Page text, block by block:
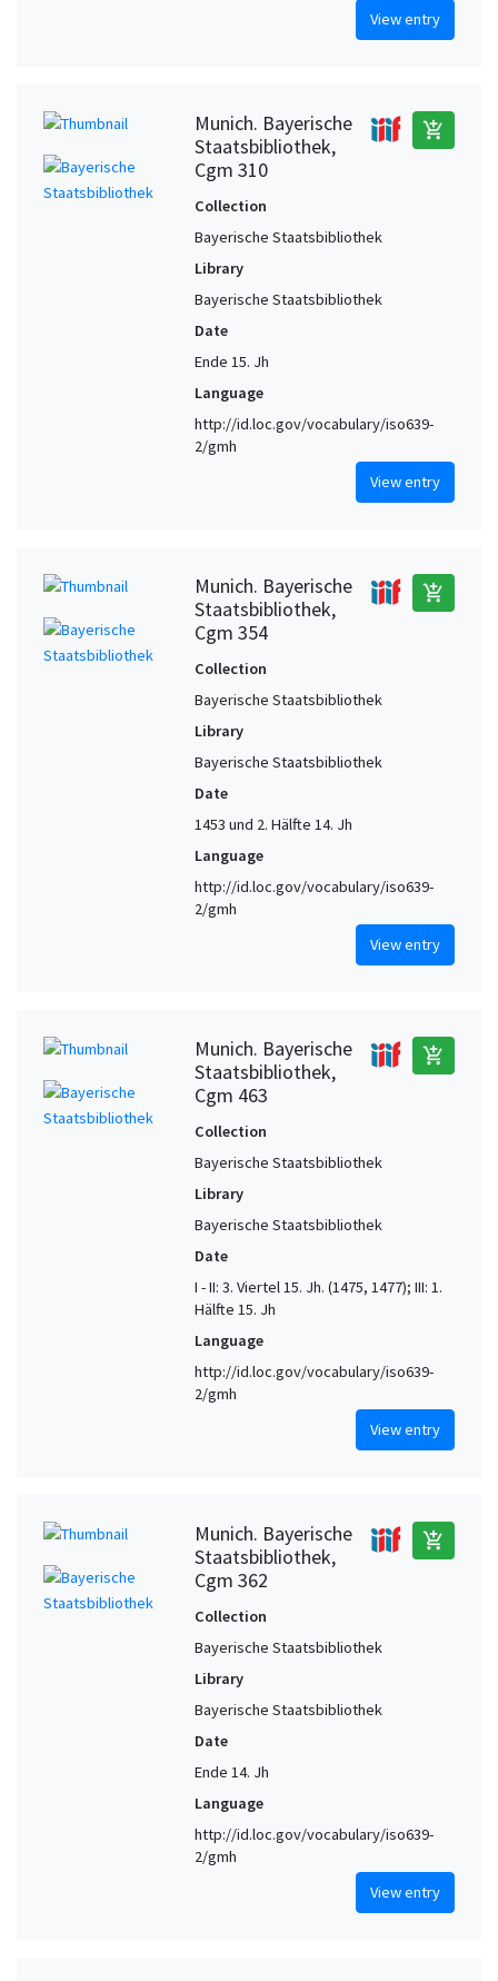
View entry
Munich. Bayerische
Staatsbibliothek,
Cgm 310
add_shopping_cart
Collection
Bayerische Staatsbibliothek
Library
Bayerische Staatsbibliothek
Date
Ende 15. Jh
Language
http://id.loc.gov/vocabulary/iso639-
2/gmh
View entry
Munich. Bayerische
Staatsbibliothek,
Cgm 354
add_shopping_cart
Collection
Bayerische Staatsbibliothek
Library
Bayerische Staatsbibliothek
Date
1453 und 2. Hälfte 14. Jh
Language
http://id.loc.gov/vocabulary/iso639-
2/gmh
View entry
Munich. Bayerische
Staatsbibliothek,
Cgm 463
add_shopping_cart
Collection
Bayerische Staatsbibliothek
Library
Bayerische Staatsbibliothek
Date
I - II: 3. Viertel 15. Jh. (1475, 1477); III: 1.
Hälfte 15. Jh
Language
http://id.loc.gov/vocabulary/iso639-
2/gmh
View entry
Munich. Bayerische
Staatsbibliothek,
Cgm 362
add_shopping_cart
Collection
Bayerische Staatsbibliothek
Library
Bayerische Staatsbibliothek
Date
Ende 14. Jh
Language
http://id.loc.gov/vocabulary/iso639-
2/gmh
View entry